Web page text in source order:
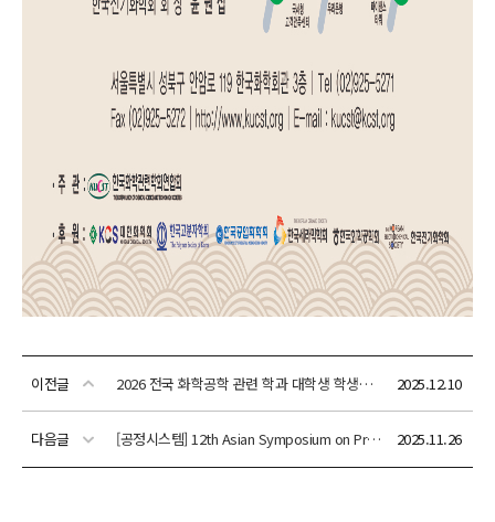
이전글 2026 전국 화학공학 관련 학과 대학생 학생회장/동아리회장 Workshop 안내 2025.12.10
다음글 [공정시스템] 12th Asian Symposium on Process Systems Engineering (PSE ASIA 2026) 2025.11.26